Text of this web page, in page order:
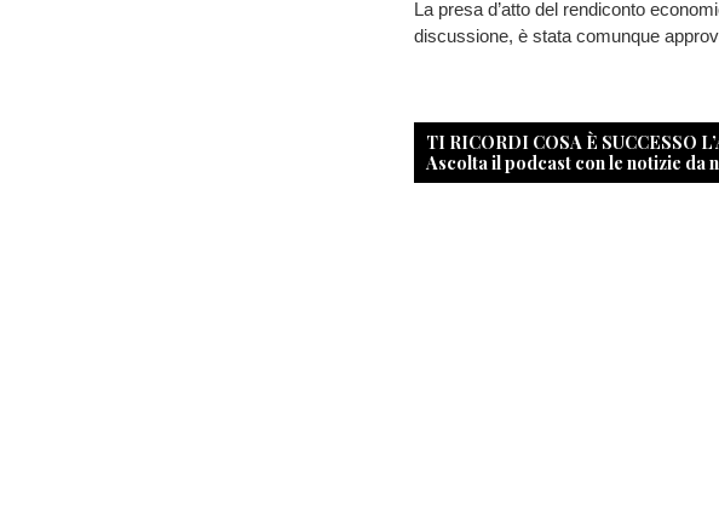
La presa d’atto del rendiconto
discussione, è stata comunque
TI RICORDI COSA È SUCCESSO
Ascolta il podcast con le notizie da